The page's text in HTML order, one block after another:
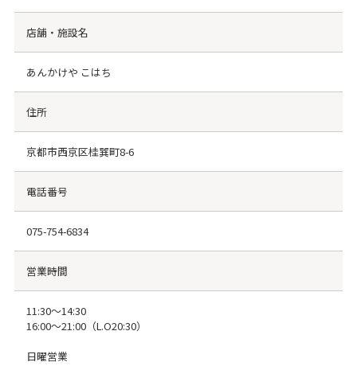
店舗・施設名
あんかけや こはち
住所
京都市西京区桂巽町8-6
電話番号
075-754-6834
営業時間
11:30～14:30
16:00～21:00（L.O20:30）
日曜営業